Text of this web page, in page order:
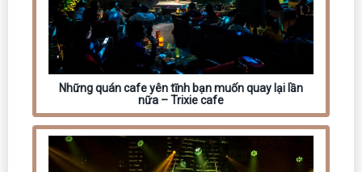
Những quán cafe yên tĩnh bạn muốn quay lại lần
nữa – Trixie cafe